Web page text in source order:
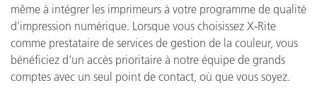
même à intégrer les imprimeurs à votre programme de qualité
d’impression numérique. Lorsque vous choisissez X-Rite
comme prestataire de services de gestion de la couleur, vous
bénéficiez d’un accès prioritaire à notre équipe de grands
comptes avec un seul point de contact, où que vous soyez.